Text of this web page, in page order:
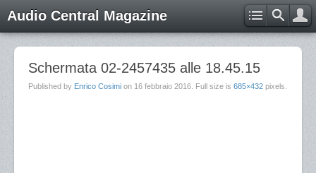
Audio Central Magazine
Schermata 02-2457435 alle 18.45.15
Published by Enrico Cosimi on 16 febbraio 2016 . Full size is 685×432 pixels.